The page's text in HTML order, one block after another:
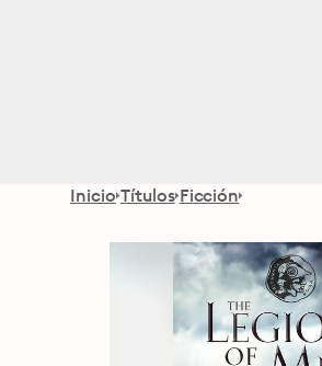
Inicio Títulos Ficción